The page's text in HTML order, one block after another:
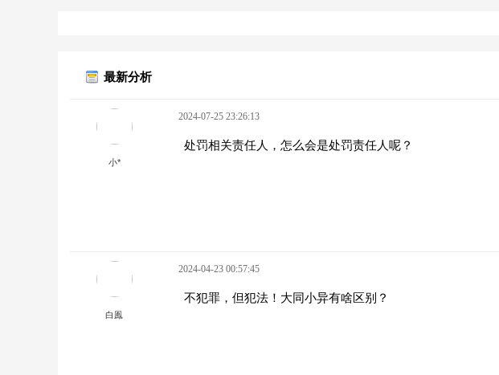
最新分析
小*
2024-07-25 23:26:13
处罚相关责任人，怎么会是处罚责任人呢？
白鳯
2024-04-23 00:57:45
不犯罪，但犯法！大同小异有啥区别？